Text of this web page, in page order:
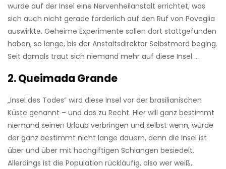
wurde auf der Insel eine Nervenheilanstalt errichtet, was
sich auch nicht gerade förderlich auf den Ruf von Poveglia
auswirkte. Geheime Experimente sollen dort stattgefunden
haben, so lange, bis der Anstaltsdirektor Selbstmord beging.
Seit damals traut sich niemand mehr auf diese Insel …
2. Queimada Grande
„Insel des Todes” wird diese Insel vor der brasilianischen
Küste genannt – und das zu Recht. Hier will ganz bestimmt
niemand seinen Urlaub verbringen und selbst wenn, würde
der ganz bestimmt nicht lange dauern, denn die Insel ist
über und über mit hochgiftigen Schlangen besiedelt.
Allerdings ist die Population rückläufig, also wer weiß,